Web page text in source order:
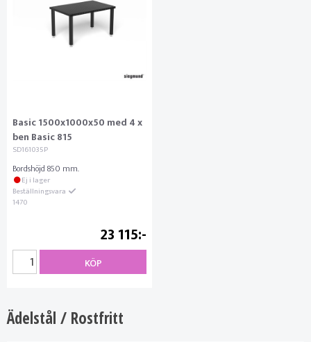
Basic 1500x1000x50 med 4 x
ben Basic 815
SD161035P
Bordshöjd 850 mm.
Ej i lager
Beställningsvara
1470
23 115
KÖP
Ädelstål / Rostfritt